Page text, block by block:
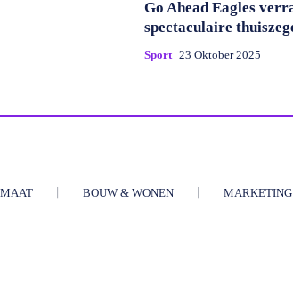
Go Ahead Eagles
spectaculaire
Sport 23 Oktober 2025
BOUW & WONEN MARKETING